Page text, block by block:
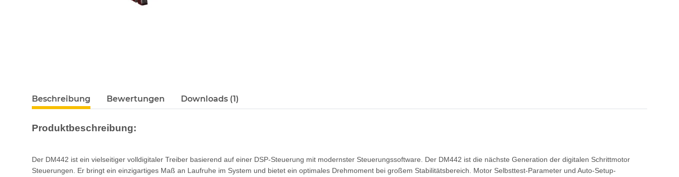
Beschreibung Bewertungen Downloads (1)
Produktbeschreibung:
Der DM442 ist ein vielseitiger volldigitaler Treiber basierend auf einer DSP-Steuerung mit modernster Steuerungssoftware. Der DM442 ist die nächste Generation der digitalen Schrittmotor
Steuerungen. Er bringt ein einzigartiges Maß an Laufruhe im System und bietet ein optimales Drehmoment bei großem Stabilitätsbereich. Motor Selbsttest-Parameter und Auto-Setup-